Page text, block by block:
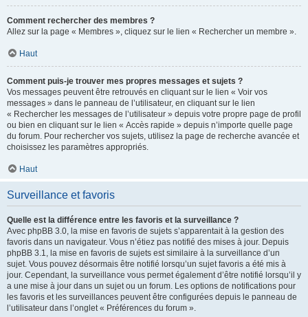
Comment rechercher des membres ?
Allez sur la page « Membres », cliquez sur le lien « Rechercher un membre ».
Haut
Comment puis-je trouver mes propres messages et sujets ?
Vos messages peuvent être retrouvés en cliquant sur le lien « Voir vos
messages » dans le panneau de l’utilisateur, en cliquant sur le lien
« Rechercher les messages de l’utilisateur » depuis votre propre page de profil
ou bien en cliquant sur le lien « Accès rapide » depuis n’importe quelle page
du forum. Pour rechercher vos sujets, utilisez la page de recherche avancée et
choisissez les paramètres appropriés.
Haut
Surveillance et favoris
Quelle est la différence entre les favoris et la surveillance ?
Avec phpBB 3.0, la mise en favoris de sujets s’apparentait à la gestion des
favoris dans un navigateur. Vous n’étiez pas notifié des mises à jour. Depuis
phpBB 3.1, la mise en favoris de sujets est similaire à la surveillance d’un
sujet. Vous pouvez désormais être notifié lorsqu’un sujet favoris a été mis à
jour. Cependant, la surveillance vous permet également d’être notifié lorsqu’il y
a une mise à jour dans un sujet ou un forum. Les options de notifications pour
les favoris et les surveillances peuvent être configurées depuis le panneau de
l’utilisateur dans l’onglet « Préférences du forum ».